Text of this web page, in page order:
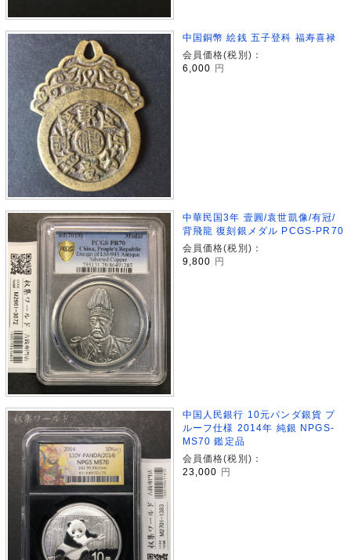
中国銅幣 絵銭 五子登科 福寿喜禄
会員価格(税別)：
6,000
円
中華民国3年 壹圓/袁世凱像/有冠/
背飛龍 復刻銀メダル PCGS-PR70
会員価格(税別)：
9,800
円
中国人民銀行 10元パンダ銀貨 プ
ルーフ仕様 2014年 純銀 NPGS-
MS70 鑑定品
会員価格(税別)：
23,000
円